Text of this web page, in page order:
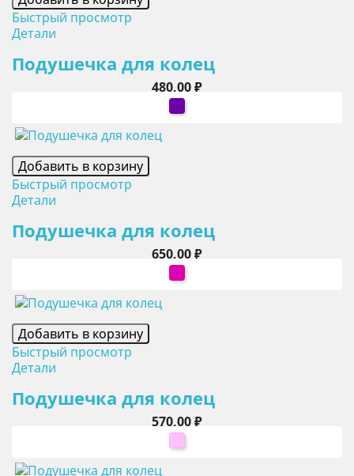
Быстрый просмотр
Детали
Подушечка для колец
Цена
480,00 ₽
фиолетовый
Добавить в корзину
Быстрый просмотр
Детали
Подушечка для колец
Цена
650,00 ₽
фуксия
Добавить в корзину
Быстрый просмотр
Детали
Подушечка для колец
Цена
570,00 ₽